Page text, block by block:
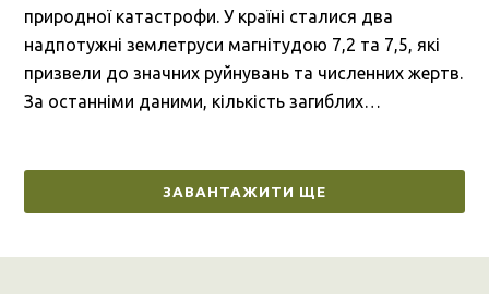
природної катастрофи. У країні сталися два
надпотужні землетруси магнітудою 7,2 та 7,5, які
призвели до значних руйнувань та численних жертв.
За останніми даними, кількість загиблих…
ЗАВАНТАЖИТИ ЩЕ